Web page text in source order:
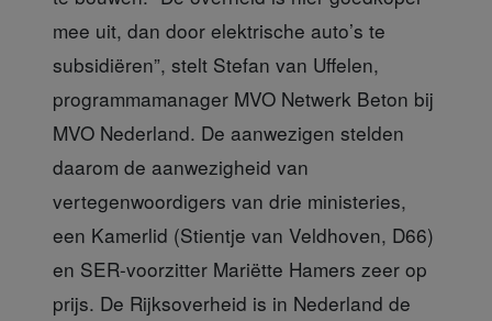
mee uit, dan door elektrische auto’s te
subsidiëren”, stelt Stefan van Uffelen,
programmamanager MVO Netwerk Beton bij
MVO Nederland. De aanwezigen stelden
daarom de aanwezigheid van
vertegenwoordigers van drie ministeries,
een Kamerlid (Stientje van Veldhoven, D66)
en SER-voorzitter Mariëtte Hamers zeer op
prijs. De Rijksoverheid is in Nederland de